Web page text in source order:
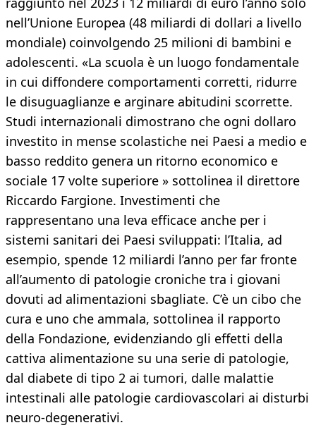
nell’Unione Europea (48 miliardi di dollari a livello
mondiale) coinvolgendo 25 milioni di bambini e
adolescenti. «La scuola è un luogo fondamentale
in cui diffondere comportamenti corretti, ridurre
le disuguaglianze e arginare abitudini scorrette.
Studi internazionali dimostrano che ogni dollaro
investito in mense scolastiche nei Paesi a medio e
basso reddito genera un ritorno economico e
sociale 17 volte superiore » sottolinea il direttore
Riccardo Fargione. Investimenti che
rappresentano una leva efficace anche per i
sistemi sanitari dei Paesi sviluppati: l’Italia, ad
esempio, spende 12 miliardi l’anno per far fronte
all’aumento di patologie croniche tra i giovani
dovuti ad alimentazioni sbagliate. C’è un cibo che
cura e uno che ammala, sottolinea il rapporto
della Fondazione, evidenziando gli effetti della
cattiva alimentazione su una serie di patologie,
dal diabete di tipo 2 ai tumori, dalle malattie
intestinali alle patologie cardiovascolari ai disturbi
neuro-degenerativi.